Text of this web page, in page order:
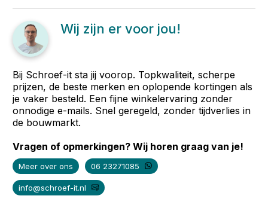
Wij zijn er voor jou!
Bij Schroef-it sta jij voorop. Topkwaliteit, scherpe
prijzen, de beste merken en oplopende kortingen als
je vaker besteld. Een fijne winkelervaring zonder
onnodige e-mails. Snel geregeld, zonder tijdverlies in
de bouwmarkt.
Vragen of opmerkingen? Wij horen graag van je!
Meer over ons 06 23271085
info@schroef-it.nl